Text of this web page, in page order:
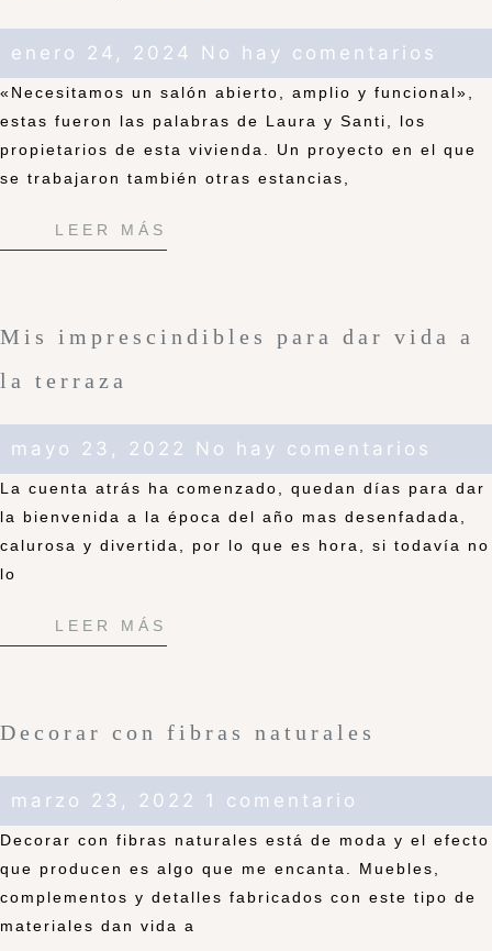
enero 24, 2024 No hay comentarios
«Necesitamos un salón abierto, amplio y funcional»,
estas fueron las palabras de Laura y Santi, los
propietarios de esta vivienda. Un proyecto en el que
se trabajaron también otras estancias,
LEER MÁS
Mis imprescindibles para dar vida a
la terraza
mayo 23, 2022 No hay comentarios
La cuenta atrás ha comenzado, quedan días para dar
la bienvenida a la época del año mas desenfadada,
calurosa y divertida, por lo que es hora, si todavía no
lo
LEER MÁS
Decorar con fibras naturales
marzo 23, 2022 1 comentario
Decorar con fibras naturales está de moda y el efecto
que producen es algo que me encanta. Muebles,
complementos y detalles fabricados con este tipo de
materiales dan vida a